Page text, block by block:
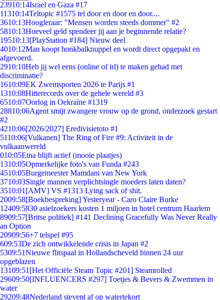
23910:14Israel en Gaza #17
11310:14Teltopic #1575 tel door en door en door....
3610:13Hoogleraar: "Mensen worden steeds dommer" #2
5810:13Hoeveel geld spendeer jij aan je beginnende relatie?
19510:13[PlayStation #184] Nieuw deel
4010:12Man koopt honkbalknuppel en wordt direct opgepakt en
afgevoerd.
2910:10Heb jij wel eens (online of irl) te maken gehad met
discriminatie?
1610:09EK Zwemsporten 2026 te Parijs #1
1310:08Hitterecords over de gehele wereld #3
6510:07Oorlog in Oekraïne #1319
28810:06Agent smijt zwangere vrouw op de grond, onderzoek gestart
#2
4210:06[2026/2027] Eredivisietoto #1
5110:06[Vulkanen] The Ring of Fire #9: Activiteit in de
vulkaanwereld
010:05Etna blijft actief (mooie plaatjes)
1310:05Opmerkelijke foto's van Funda #243
4510:05Burgemeester Mamdani van New York
3710:03Single mannen verplichtsingle moeders laten daten?
3510:01 [AMV] VS #1313 Lying sack of shit.
2009:58[Boekbespreking] Yesteryear - Caro Claire Burke
12409:5830 asielzoekers kosten 1 miljoen in hotel centrum Haarlem
8909:57[Britse politiek] #141 Declining Gracefully Was Never Really
an Option
20909:56+7 telspel #95
609:53De zich ontwikkelende crisis in Japan #2
5309:51Nieuwe flitspaal in Hollandscheveld binnen 24 uur
opgeblazen
13109:51 [Het Officiële Steam Topic #201] Steamrolled
29609:50[INFLUENCERS #297] Toetjes & Bevers & Zwemmen in
water
29209:48Nederland stevent af op watertekort